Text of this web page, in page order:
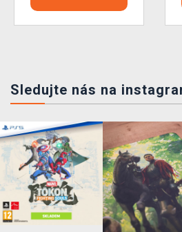
Sledujte nás na